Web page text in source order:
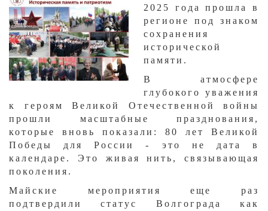
2025 года прошла в
регионе под знаком
сохранения
исторической
памяти.
В атмосфере
глубокого уважения
к героям Великой Отечественной войны
прошли масштабные празднования,
которые вновь показали: 80 лет Великой
Победы для России - это не дата в
календаре. Это живая нить, связывающая
поколения.
Майские мероприятия еще раз
подтвердили статус Волгограда как